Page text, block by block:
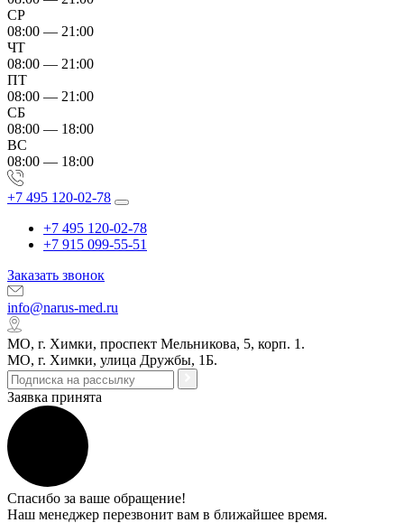
СР
08:00 — 21:00
ЧТ
08:00 — 21:00
ПТ
08:00 — 21:00
СБ
08:00 — 18:00
ВС
08:00 — 18:00
+7 495 120-02-78
+7 495 120-02-78
+7 915 099-55-51
Заказать звонок
info@narus-med.ru
МО, г. Химки, проспект Мельникова, 5, корп. 1.
МО, г. Химки, улица Дружбы, 1Б.
Заявка принята
Спасибо за ваше обращение!
Наш менеджер перезвонит вам в ближайшее время.